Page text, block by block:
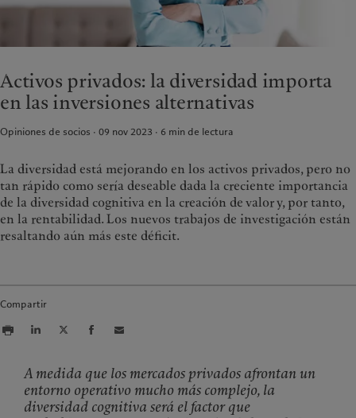
France
Italia| Italy
(en)|Luxemburg (de)
Switzerland| Suisse|Schweiz|
Svizzera
United Kingdom
Israel
United Arab Emirates
Wealth management
Inversiones alternativas
Asset services
Perspectivas
Últimas publicaciones
Más allá de los mercados
Suscribirse al newsletter
Sostenibilidad: nuestro enfoque
Informe de sostenibilidad del
Grupo
Plan de acción climática
sostenibilidad
Fundación de grupo Pictet
Prix Pictet
Activos privados: la diversidad importa
en las inversiones alternativas
Opiniones de socios · 09 nov 2023 6 min de lectura
La diversidad está mejorando en los activos privados, pero no
tan rápido como sería deseable dada la creciente importancia
de la diversidad cognitiva en la creación de valor y, por tanto,
en la rentabilidad. Los nuevos trabajos de investigación están
resaltando aún más este déficit.
Compartir
A medida que los mercados privados afrontan un
entorno operativo mucho más complejo, la
diversidad cognitiva será el factor que